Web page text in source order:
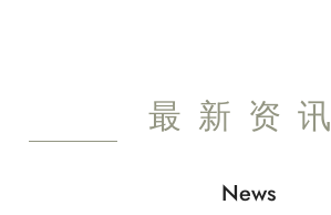
最新资讯
News